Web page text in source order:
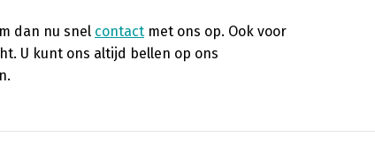
dan nu snel contact met ons op. Ook voor
U kunt ons altijd bellen op ons